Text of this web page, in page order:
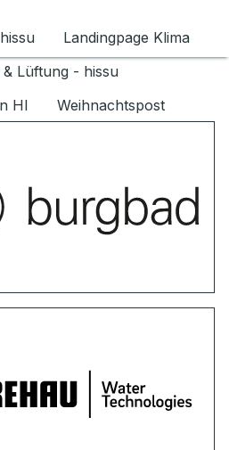
Landingpage Klima
& Lüftung - hissu
HI
Weihnachtspost